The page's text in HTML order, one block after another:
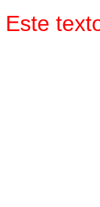
Este